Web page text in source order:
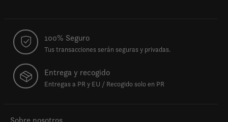
100% Seguro
Tus transacciones serán seguras y privadas.
Entrega y recogido
Entregas a PR y EU / Recogido solo en PR